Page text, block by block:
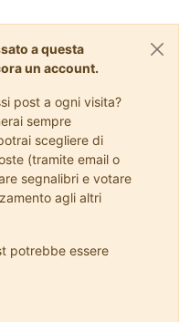
a questa
un account.
post a ogni visita?
sempre
scegliere di
(tramite email o
segnalibri e votare
agli altri
potrebbe essere